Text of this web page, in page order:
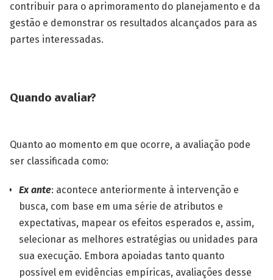
contribuir para o aprimoramento do planejamento e da
gestão e demonstrar os resultados alcançados para as
partes interessadas.
Quando avaliar?
Quanto ao momento em que ocorre, a avaliação pode
ser classificada como:
Ex ante: acontece anteriormente à intervenção e
busca, com base em uma série de atributos e
expectativas, mapear os efeitos esperados e, assim,
selecionar as melhores estratégias ou unidades para
sua execução. Embora apoiadas tanto quanto
possível em evidências empíricas, avaliações desse